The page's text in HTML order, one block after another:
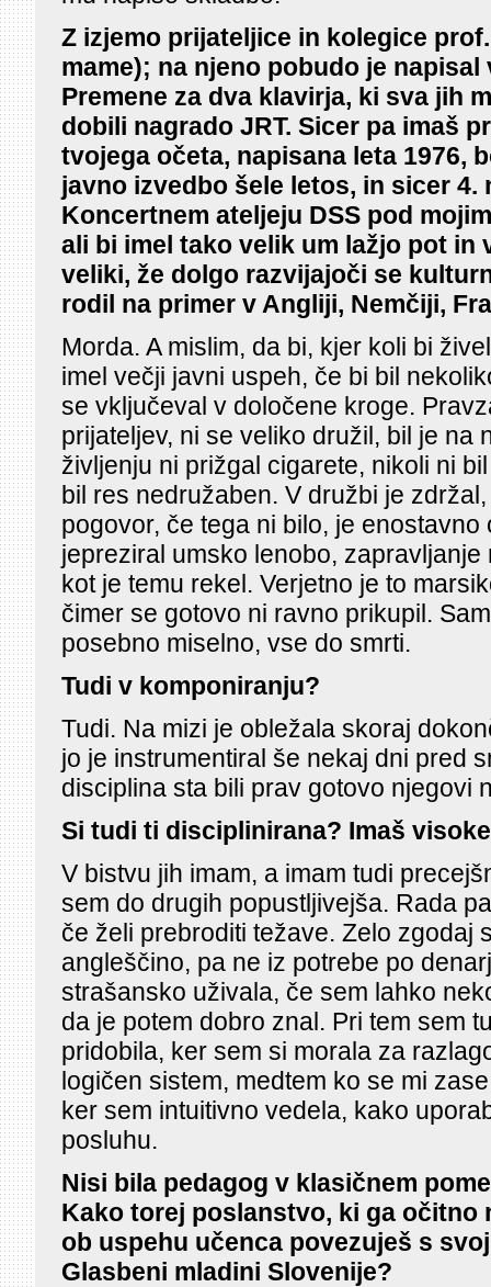
Z izjemo prijateljice in kolegice
mame); na njeno pobudo je
Premene za dva klavirja, ki sva jih
dobili nagrado JRT. Sicer pa imaš
tvojega očeta, napisana leta 1976,
javno izvedbo šele letos, in sicer 4.
Koncertnem ateljeju DSS pod
ali bi imel tako velik um lažjo pot in
veliki, že dolgo razvijajoči se
rodil na primer v Angliji, Nemčiji,
Morda. A mislim, da bi, kjer koli bi
imel večji javni uspeh, če bi bil
se vključeval v določene kroge.
prijateljev, ni se veliko družil, bil je na
življenju ni prižgal cigarete, nikoli ni
bil res nedružaben. V družbi je
pogovor, če tega ni bilo, je enostavno
jepreziral umsko lenobo,
kot je temu rekel. Verjetno je to
čimer se gotovo ni ravno prikupil.
posebno miselno, vse do smrti.
Tudi v komponiranju?
Tudi. Na mizi je obležala skoraj
jo je instrumentiral še nekaj dni pred
disciplina sta bili prav gotovo njegovi
Si tudi ti disciplinirana? Imaš
V bistvu jih imam, a imam tudi
sem do drugih popustljivejša. Rada
če želi prebroditi težave. Zelo zgodaj
angleščino, pa ne iz potrebe po
strašansko uživala, če sem lahko
da je potem dobro znal. Pri tem sem
pridobila, ker sem si morala za
logičen sistem, medtem ko se mi
ker sem intuitivno vedela, kako
posluhu.
Nisi bila pedagog v klasičnem
Kako torej poslanstvo, ki ga očitno
ob uspehu učenca povezuješ s
Glasbeni mladini Slovenije?